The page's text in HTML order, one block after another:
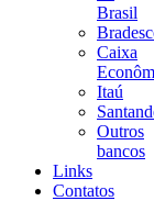
Brasil
Caixa
Itaú
Outros
bancos
Links
Contatos